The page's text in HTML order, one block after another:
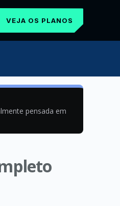
VEJA OS PLANOS
pensada em